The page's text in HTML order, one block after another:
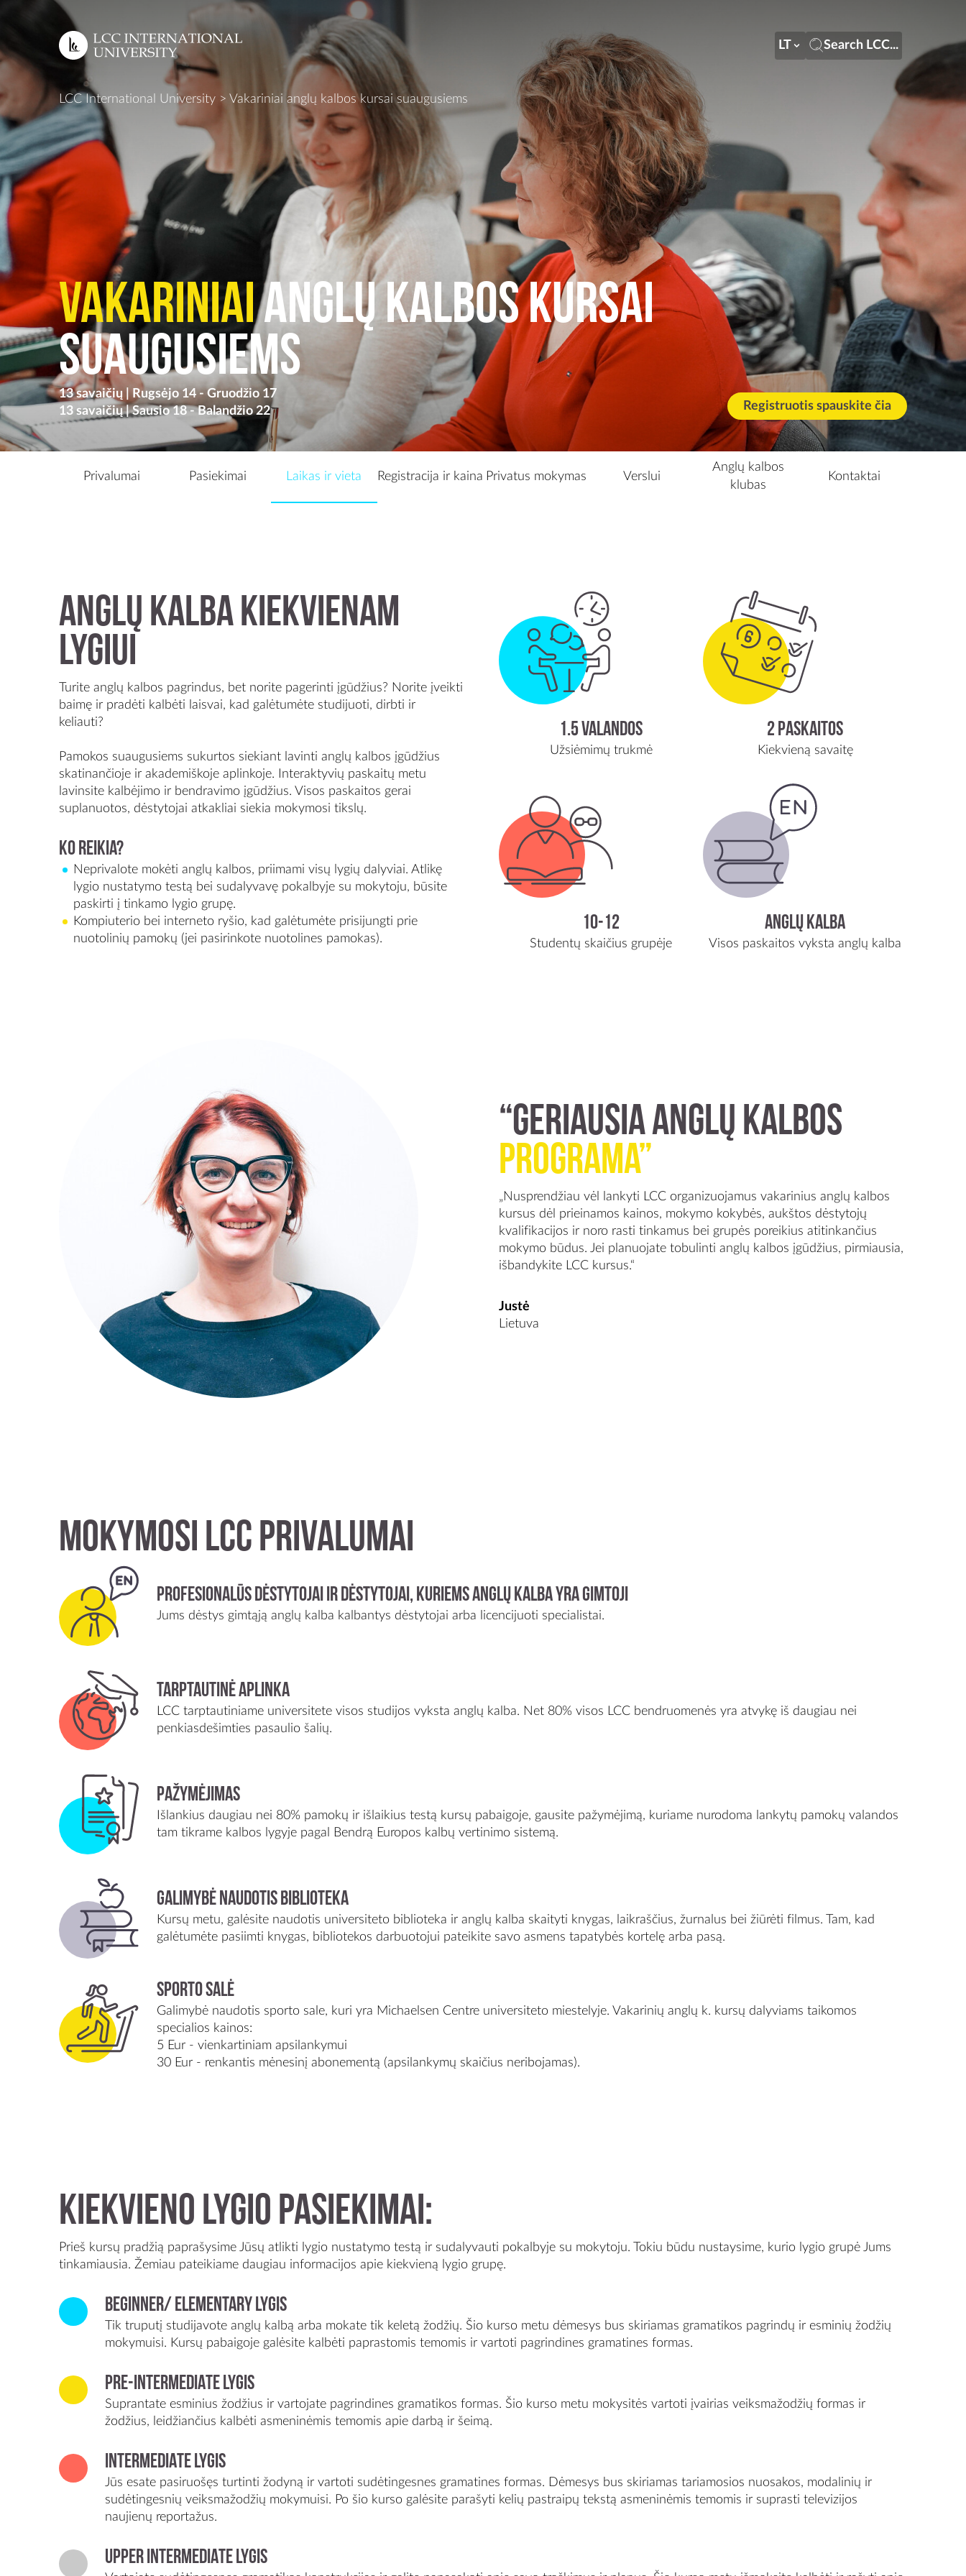
On this page
Privalumai
Pasiekimai
Laikas ir vieta
Registracija ir kaina
Privatus mokymas
Verslui
Anglų kalbos klubas
Kontaktai
LT Search LCC...
LCC International University > Vakariniai anglų kalbos kursai suaugusiems
Vakariniaianglų kalbos kursai
suaugusiems
13 savaičių | Rugsėjo 14 - Gruodžio 17
13 savaičių | Sausio 18 - Balandžio 22
Registruotis spauskite čia
Privalumai Pasiekimai Laikas ir vieta Registracija ir kaina Privatus mokymas Verslui
Anglų kalbos
klubas
Kontaktai
Anglų kalba kiekvienam
lygiui
Turite anglų kalbos pagrindus, bet norite pagerinti įgūdžius? Norite įveikti
baimę ir pradėti kalbėti laisvai, kad galėtumėte studijuoti, dirbti ir
keliauti?
Pamokos suaugusiems sukurtos siekiant lavinti anglų kalbos įgūdžius
skatinančioje ir akademiškoje aplinkoje. Interaktyvių paskaitų metu
lavinsite kalbėjimo ir bendravimo įgūdžius. Visos paskaitos gerai
suplanuotos, dėstytojai atkakliai siekia mokymosi tikslų.
Ko reikia?
Neprivalote mokėti anglų kalbos, priimami visų lygių dalyviai. Atlikę
lygio nustatymo testą bei sudalyvavę pokalbyje su mokytoju, būsite
paskirti į tinkamo lygio grupę.
Kompiuterio bei interneto ryšio, kad galėtumėte prisijungti prie
nuotolinių pamokų (jei pasirinkote nuotolines pamokas).
1.5 valandos
Užsiėmimų trukmė
2 paskaitos
Kiekvieną savaitę
10-12
Studentų skaičius grupėje
Anglų kalba
Visos paskaitos vyksta anglų kalba
“Geriausia anglų kalbos
programa”
„Nusprendžiau vėl lankyti LCC organizuojamus vakarinius anglų kalbos
kursus dėl prieinamos kainos, mokymo kokybės, aukštos dėstytojų
kvalifikacijos ir noro rasti tinkamus bei grupės poreikius atitinkančius
mokymo būdus. Jei planuojate tobulinti anglų kalbos įgūdžius, pirmiausia,
išbandykite LCC kursus.“
Justė
Lietuva
Mokymosi LCC privalumai
Profesionalūs dėstytojai ir dėstytojai, kuriems anglų kalba yra gimtoji
Jums dėstys gimtąją anglų kalba kalbantys dėstytojai arba licencijuoti specialistai.
Tarptautinė aplinka
LCC tarptautiniame universitete visos studijos vyksta anglų kalba. Net 80% visos LCC bendruomenės yra atvykę iš daugiau nei
penkiasdešimties pasaulio šalių.
Pažymėjimas
Išlankius daugiau nei 80% pamokų ir išlaikius testą kursų pabaigoje, gausite pažymėjimą, kuriame nurodoma lankytų pamokų valandos
tam tikrame kalbos lygyje pagal Bendrą Europos kalbų vertinimo sistemą.
Galimybė naudotis biblioteka
Kursų metu, galėsite naudotis universiteto biblioteka ir anglų kalba skaityti knygas, laikraščius, žurnalus bei žiūrėti filmus. Tam, kad
galėtumėte pasiimti knygas, bibliotekos darbuotojui pateikite savo asmens tapatybės kortelę arba pasą.
Sporto salė
Galimybė naudotis sporto sale, kuri yra Michaelsen Centre universiteto miestelyje. Vakarinių anglų k. kursų dalyviams taikomos
specialios kainos:
5 Eur - vienkartiniam apsilankymui
30 Eur - renkantis mėnesinį abonementą (apsilankymų skaičius neribojamas).
Kiekvieno lygio pasiekimai:
Prieš kursų pradžią paprašysime Jūsų atlikti lygio nustatymo testą ir sudalyvauti pokalbyje su mokytoju. Tokiu būdu nustaysime, kurio lygio grupė Jums
tinkamiausia. Žemiau pateikiame daugiau informacijos apie kiekvieną lygio grupę.
BEGINNER/ ELEMENTARY lygis
Tik truputį studijavote anglų kalbą arba mokate tik keletą žodžių. Šio kurso metu dėmesys bus skiriamas gramatikos pagrindų ir esminių žodžių
mokymuisi. Kursų pabaigoje galėsite kalbėti paprastomis temomis ir vartoti pagrindines gramatines formas.
PRE-INTERMEDIATE lygis
Suprantate esminius žodžius ir vartojate pagrindines gramatikos formas. Šio kurso metu mokysitės vartoti įvairias veiksmažodžių formas ir
žodžius, leidžiančius kalbėti asmeninėmis temomis apie darbą ir šeimą.
INTERMEDIATE lygis
Jūs esate pasiruošęs turtinti žodyną ir vartoti sudėtingesnes gramatines formas. Dėmesys bus skiriamas tariamosios nuosakos, modalinių ir
sudėtingesnių veiksmažodžių mokymuisi. Po šio kurso galėsite parašyti kelių pastraipų tekstą asmeninėmis temomis ir suprasti televizijos
naujienų reportažus.
UPPER INTERMEDIATE lygis